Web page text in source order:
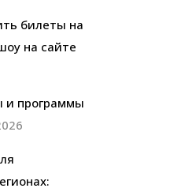
билеты на
на сайте
и программы